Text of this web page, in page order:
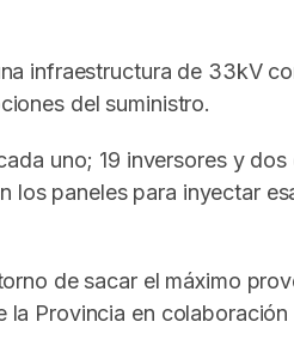
infraestructura de 33kV
del suministro.
uno; 19 inversores y
paneles para inyectar
de sacar el máximo
Provincia en